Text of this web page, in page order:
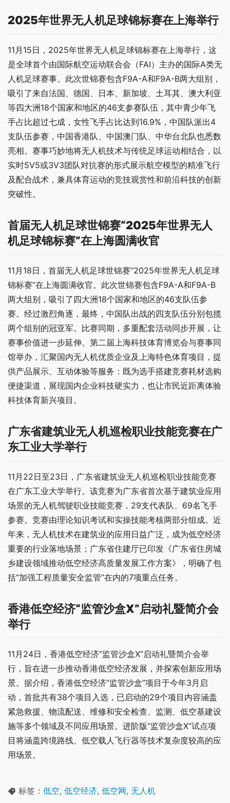
2025年世界无人机足球锦标赛在上海举行
11月15日，2025年世界无人机足球锦标赛在上海举行，这
是全球首个由国际航空运动联合会（FAI）主办的国际A类无
人机足球赛事。此次世锦赛包含F9A-A和F9A-B两大组别，
吸引了来自法国、德国、日本、新加坡、土耳其、澳大利亚
等四大洲18个国家和地区的46支参赛队伍，其中青少年飞
手占比超过七成，女性飞手占比达到16.9%，中国队派出4
支队伍参赛，中国香港队、中国澳门队、中华台北队也悉数
亮相。赛事巧妙地将无人机技术与传统足球运动相结合，以
实时5V5或3V3团队对抗赛的形式展示航空模型的精准飞行
及配合战术，兼具体育运动的竞技观赏性和前沿科技的创新
突破性。
首届无人机足球世锦赛“2025年世界无人
机足球锦标赛”在上海圆满收官
11月18日，首届无人机足球世锦赛“2025年世界无人机足球
锦标赛”在上海圆满收官。此次世锦赛包含F9A-A和F9A-B
两大组别，吸引了四大洲18个国家和地区的46支队伍参
赛。经过激烈角逐，最终，中国队出战的四支队伍分别包揽
两个组别的冠亚军。比赛同期，多重配套活动同步开展，让
赛事价值进一步延伸。第二届上海科技体育博览会与赛事同
馆举办，汇聚国内无人机优质企业及上海特色体育项目，提
供产品展示、互动体验等服务：既为选手搭建竞赛耗材选购
便捷渠道，展现国内企业科技硬实力，也让市民近距离体验
科技体育新兴项目。
广东省建筑业无人机巡检职业技能竞赛在广
东工业大学举行
11月22日至23日，广东省建筑业无人机巡检职业技能竞赛
在广东工业大学举行。该竞赛为广东省首次基于建筑业应用
场景的无人机驾驶职业技能竞赛，29支代表队、69名飞手
参赛。竞赛由理论知识考试和实操技能考核两部分组成。近
年来，无人机技术在建筑业的应用日益广泛，成为低空经济
重要的行业落地场景；广东省住建厅已印发《广东省住房城
乡建设领域推动低空经济高质量发展工作方案》，明确了包
括“加强工程质量安全监管”在内的7项重点任务。
香港低空经济“监管沙盒X”启动礼暨简介会
举行
11月24日，香港低空经济“监管沙盒X”启动礼暨简介会举
行，旨在进一步推动香港低空经济发展，并探索创新应用场
景。据介绍，香港低空经济“监管沙盒”项目于今年3月启
动，首批共有38个项目入选，已启动的29个项目内容涵盖
紧急救援、物流配送、维修和安全检查、监测、低空基建设
施等多个领域及不同应用场景。进阶版“监管沙盒X”试点项
目将涵盖跨境路线、低空载人飞行器等技术复杂度较高的应
用场景。
标签： 低空, 低空经济, 低空网, 无人机